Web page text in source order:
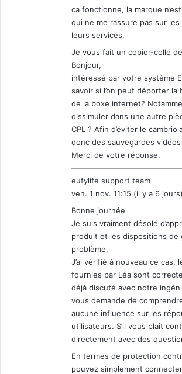
ca fonctionne, la marque
qui ne me rassure pas sur
leurs services.
Je vous fait un copier-collé
Bonjour,
intéressé par votre système
savoir si l’on peut déporter la
de la boxe internet?
dissimuler dans une autre
CPL ? Afin d’éviter le
donc des sauvegardes
Merci de votre réponse.
eufylife support team
ven. 1 nov. 11:15 (il y a 6 jours)
Bonne journée
Je suis vraiment désolé
produit et les dispositions de
problème.
J’ai vérifié à nouveau ce cas,
fournies par Léa sont
déjà discuté avec notre
vous demande de
aucune influence sur les
utilisateurs. S’il vous plaît
directement avec des
En termes de protection
pouvez simplement